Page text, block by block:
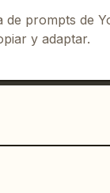
prompts de
y adaptar.